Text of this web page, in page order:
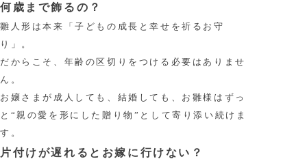
何歳まで飾るの？
雛人形は本来「子どもの成長と幸せを祈るお守
り」。
だからこそ、年齢の区切りをつける必要はありませ
ん。
お嬢さまが成人しても、結婚しても、お雛様はずっ
と“親の愛を形にした贈り物”として寄り添い続けま
す。
片付けが遅れるとお嫁に行けない？